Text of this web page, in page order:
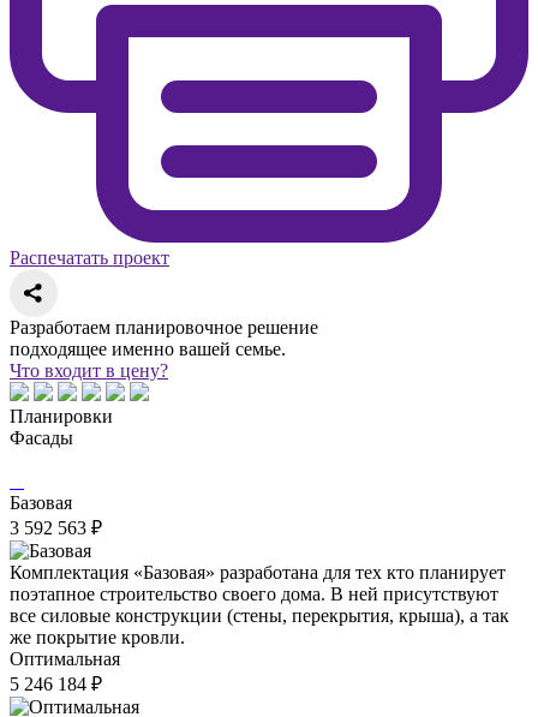
Распечатать проект
Разработаем планировочное решение
подходящее именно вашей семье.
Что входит в цену?
Планировки
Фасады
Базовая
3 592 563 ₽
Комплектация «Базовая» разработана для тех кто планирует
поэтапное строительство своего дома. В ней присутствуют
все силовые конструкции (стены, перекрытия, крыша), а так
же покрытие кровли.
Оптимальная
5 246 184 ₽